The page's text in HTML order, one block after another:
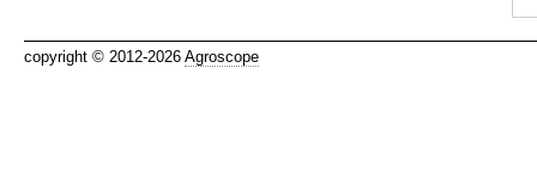
copyright © 2012-2026 Agroscope